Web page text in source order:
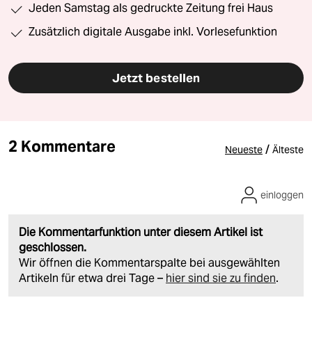
Jeden Samstag als gedruckte Zeitung frei Haus
Zusätzlich digitale Ausgabe inkl. Vorlesefunktion
Jetzt bestellen
2 Kommentare Neueste / Älteste
Die Kommentarfunktion unter diesem Artikel ist
geschlossen.
Wir öffnen die Kommentarspalte bei ausgewählten
Artikeln für etwa drei Tage – hier sind sie zu finden.
einloggen